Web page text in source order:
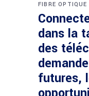
FIBRE OPTIQUE
dans la
des
futures,